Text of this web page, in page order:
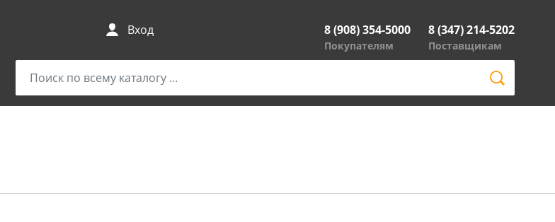
Вход 8 (908) 354-5000
Покупателям
8 (347) 214-5202
Поставщикам